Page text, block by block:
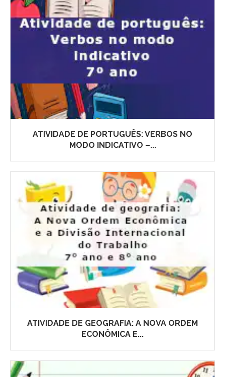
ATIVIDADE DE PORTUGUÊS: VERBOS NO
MODO INDICATIVO –...
ATIVIDADE DE GEOGRAFIA: A NOVA ORDEM
ECONÔMICA E...